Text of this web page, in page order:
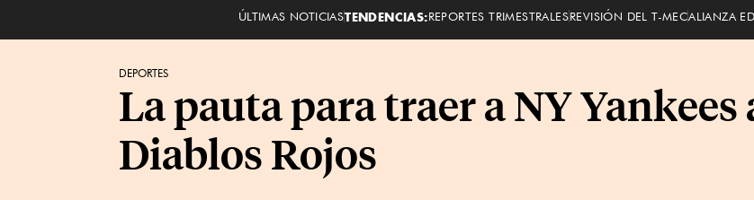
ÚLTIMAS NOTICIASTENDENCIAS:REPORTES TRIMESTRALESREVISIÓN DEL T-MECALIANZA
DEPORTES
La pauta para traer a NY Yankees
Diablos Rojos